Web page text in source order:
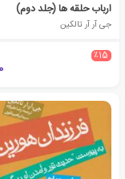
ارباب حلقه ها (جلد دوم)
جی آر آر تالکین
٪15